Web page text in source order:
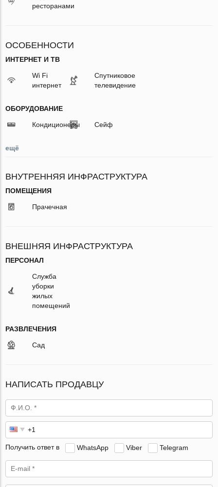
ресторанами
ОСОБЕННОСТИ
ИНТЕРНЕТ И ТВ
Wi Fi
интернет
Спутниковое
телевидение
ОБОРУДОВАНИЕ
Кондиционеры Сейф
ещё
ВНУТРЕННЯЯ ИНФРАСТРУКТУРА
ПОМЕЩЕНИЯ
Прачечная
ВНЕШНЯЯ ИНФРАСТРУКТУРА
ПЕРСОНАЛ
Служба
уборки
жилых
помещений
РАЗВЛЕЧЕНИЯ
Сад
НАПИСАТЬ ПРОДАВЦУ
Получить ответ в WhatsApp Viber Telegram